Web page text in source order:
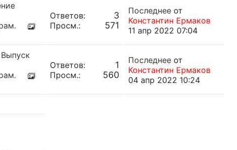
Ответов: 3
Просм.: 571
Последнее от
Константин Ермаков
11 апр 2022 07:04
Ответов: 1
Просм.: 560
Последнее от
Константин Ермаков
04 апр 2022 10:24